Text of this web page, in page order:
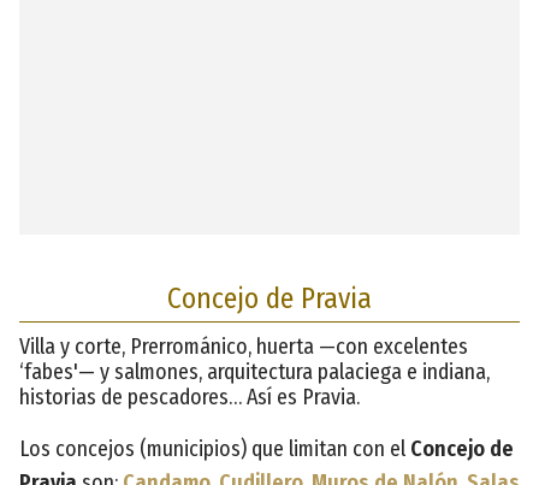
Concejo de Pravia
Villa y corte, Prerrománico, huerta —con excelentes
‘fabes'— y salmones, arquitectura palaciega e indiana,
historias de pescadores… Así es Pravia.
Los concejos (municipios) que limitan con el Concejo de